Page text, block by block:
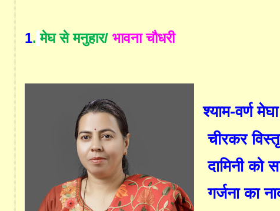
1. मेघ से मनुहार/ भावना चौधरी
श्याम-वर्ण
चीरकर
दामिनी को
गर्जनाका